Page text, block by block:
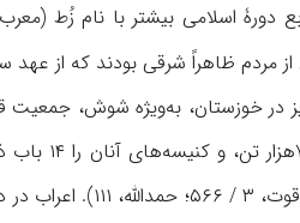
از مردم ظاهراً شرقی بودند که از